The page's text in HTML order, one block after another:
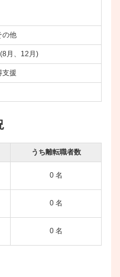
の他
月、12月)
支援
うち離転職者数
0 名
0 名
0 名